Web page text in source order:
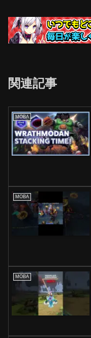
関連記事
MOBA
MOBA
MOBA